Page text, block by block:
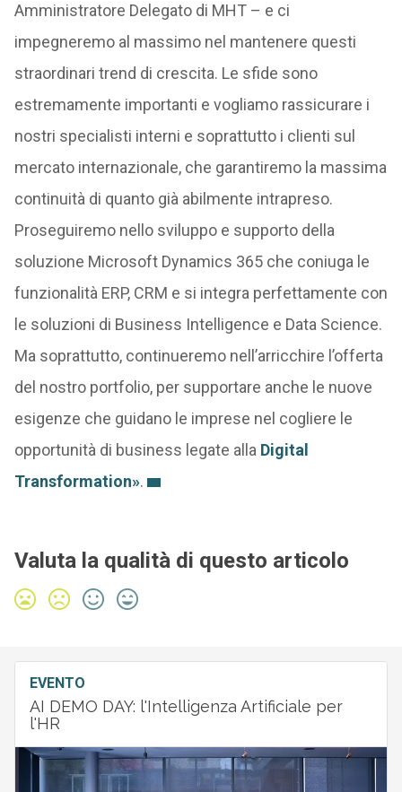
Amministratore Delegato di MHT – e ci
impegneremo al massimo nel mantenere questi
straordinari trend di crescita. Le sfide sono
estremamente importanti e vogliamo rassicurare i
nostri specialisti interni e soprattutto i clienti sul
mercato internazionale, che garantiremo la massima
continuità di quanto già abilmente intrapreso.
Proseguiremo nello sviluppo e supporto della
soluzione Microsoft Dynamics 365 che coniuga le
funzionalità ERP, CRM e si integra perfettamente con
le soluzioni di Business Intelligence e Data Science.
Ma soprattutto, continueremo nell’arricchire l’offerta
del nostro portfolio, per supportare anche le nuove
esigenze che guidano le imprese nel cogliere le
opportunità di business legate alla Digital
Transformation».
Valuta la qualità di questo articolo
EVENTO
AI DEMO DAY: l'Intelligenza Artificiale per
l'HR